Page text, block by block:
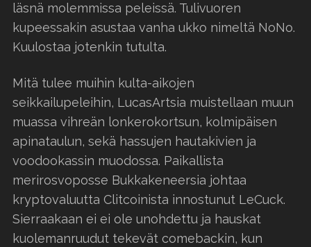
läsnä molemmissa peleissä. Tulivuoren
kupeessakin asustaa vanha ukko nimeltä NoNo.
Kuulostaa jotenkin tutulta.
Mitä tulee muihin kulta-aikojen
seikkailupeleihin, LucasArtsia muistellaan muun
muassa vihreän lonkerokortsun, kolmipäisen
apinataulun, sekä hassujen hautakivien ja
voodookassin muodossa. Paikallista
merirosvoposse Bukkakeneersia johtaa
kryptovaluutta Clitcoinista innostunut LeCuck.
Sierraakaan ei ei ole unohdettu ja hauskat
kuolemanruudut tekevät comebackin, kun